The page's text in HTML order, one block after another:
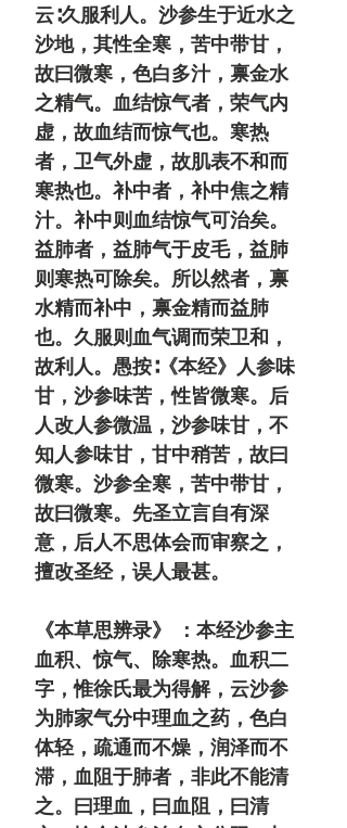
云∶久服利人。 沙参生于近水之
沙地，其性全寒，苦中带甘，
故曰微寒，色白多汁，禀金水
之精气。血结惊气者，荣气内
虚，故血结而惊气也。寒热
者，卫气外虚，故肌表不和而
寒热也。补中者，补中焦之精
汁。补中则血结惊气可治矣。
益肺者，益肺气于皮毛，益肺
则寒热可除矣。所以然者，禀
水精而补中，禀金精而益肺
也。久服则血气调而荣卫和，
故利人。 愚按∶《本经》人参味
甘，沙参味苦，性皆微寒。后
人改人参微温，沙参味甘，不
知人参味甘，甘中稍苦，故曰
微寒。沙参全寒，苦中带甘，
故曰微寒。先圣立言自有深
意，后人不思体会而审察之，
擅改圣经，误人最甚。
《本草思辨录》 ： 本经沙参主
血积、惊气、除寒热。血积二
字，惟徐氏最为得解，云沙参
为肺家气分中理血之药，色白
体轻，疏通而不燥，润泽而不
滞，血阻于肺者，非此不能清
之。曰理血，曰血阻，曰清